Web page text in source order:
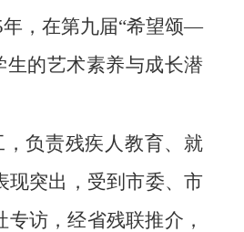
年，在第九届“希望颂—
的艺术素养与成长潜
负责残疾人教育、就
现突出，受到市委、市
访，经省残联推介，